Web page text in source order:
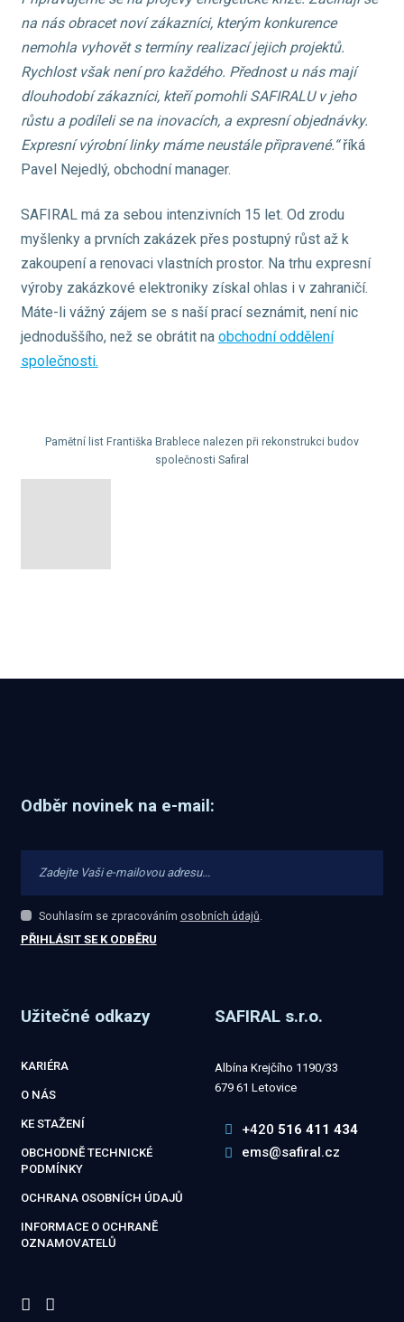
na nás obracet noví zákazníci, kterým konkurence
nemohla vyhovět s termíny realizací jejich projektů.
Rychlost však není pro každého. Přednost u nás mají
dlouhodobí zákazníci, kteří pomohli SAFIRALU v jeho
růstu a podíleli se na inovacích, a expresní objednávky.
Expresní výrobní linky máme neustále připravené.“říká
Pavel Nejedlý, obchodní manager.
SAFIRAL má za sebou intenzivních 15 let. Od zrodu
myšlenky a prvních zakázek přes postupný růst až k
zakoupení a renovaci vlastních prostor. Na trhu expresní
výroby zakázkové elektroniky získal ohlas i v zahraničí.
Máte-li vážný zájem se s naší prací seznámit, není nic
jednoduššího, než se obrátit na obchodní oddělení
společnosti.
Pamětní list Františka Brablece nalezen při rekonstrukci budov
společnosti Safiral
Odběr novinek na e-mail:
Souhlasím
se
zpracováním
Souhlasím se zpracováním osobních údajů.
PŘIHLÁSIT SE K ODBĚRU
nepodařilo
odeslat.
Užitečné odkazy
KARIÉRA
O NÁS
KE STAŽENÍ
OBCHODNĚ TECHNICKÉ
PODMÍNKY
OCHRANA OSOBNÍCH ÚDAJŮ
INFORMACE O OCHRANĚ
OZNAMOVATELŮ
SAFIRAL s.r.o.
Albína Krejčího 1190/33
679 61 Letovice
+420 516 411 434
ems@safiral.cz